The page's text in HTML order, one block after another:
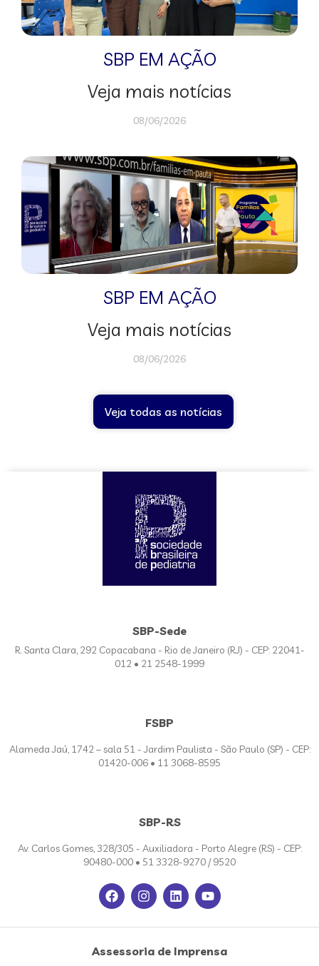
SBP EM AÇÃO
Veja mais notícias
08/06/2026
SBP EM AÇÃO
Veja mais notícias
08/06/2026
Veja todas as notícias
SBP-Sede
R. Santa Clara, 292 Copacabana - Rio de Janeiro (RJ) - CEP: 22041-
012 • 21 2548-1999
FSBP
Alameda Jaú, 1742 – sala 51 - Jardim Paulista - São Paulo (SP) - CEP:
01420-006 • 11 3068-8595
SBP-RS
Av. Carlos Gomes, 328/305 - Auxiliadora - Porto Alegre (RS) - CEP:
90480-000 • 51 3328-9270 / 9520
Assessoria de Imprensa